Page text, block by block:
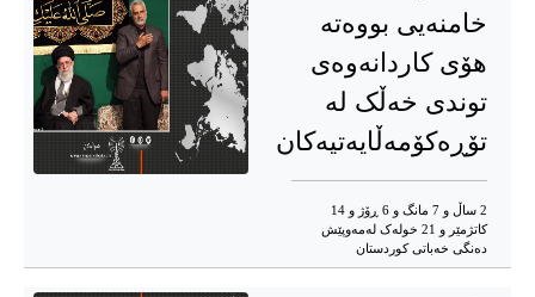
خامنەیی بووەتە
هۆی کاردانەوەی
توندی خەڵک لە
تۆڕەکۆمەڵایەتیەکان
2 ساڵ و 7 مانگ و 6 ڕۆژ و 14
کاتژمێر و 21 خوله‌ک له‌مه‌وپێش‌
دەنگی خەباتی کوردستان